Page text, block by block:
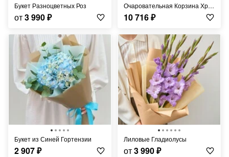
Букет Разноцветных Роз
от3 990₽
Очаровательная Корзина Хризантем
10 716₽
Букет из Синей Гортензии
2 907₽
Лиловые Гладиолусы
от3 990₽